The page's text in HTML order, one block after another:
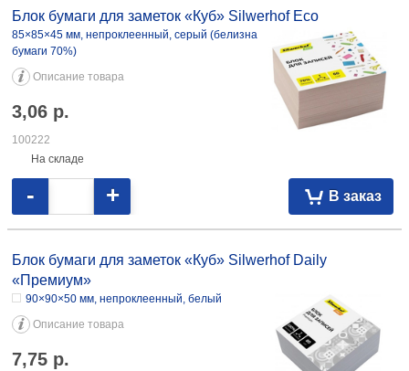
Блок бумаги для заметок «Куб» Silwerhof Eco
85×85×45 мм, непроклеенный, серый (белизна
бумаги 70%)
Описание товара
3,06 р.
100222
На складе
В заказ
- +
Блок бумаги для заметок «Куб» Silwerhof Daily
«Премиум»
90×90×50 мм, непроклеенный, белый
Описание товара
7,75 р.